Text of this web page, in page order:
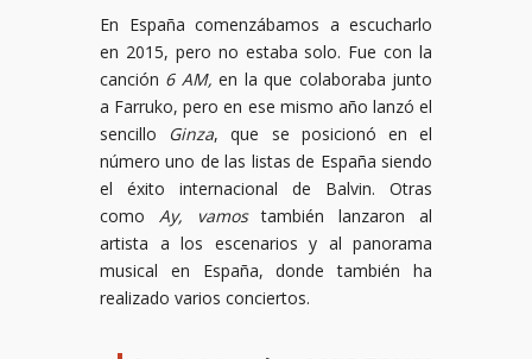
En España comenzábamos a escucharlo
en 2015, pero no estaba solo. Fue con la
canción 6 AM, en la que colaboraba junto
a Farruko, pero en ese mismo año lanzó el
sencillo Ginza, que se posicionó en el
número uno de las listas de España siendo
el éxito internacional de Balvin. Otras
como Ay, vamostambién lanzaron al
artista a los escenarios y al panorama
musical en España, donde también ha
realizado varios conciertos.